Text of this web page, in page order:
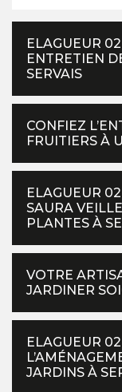
ELAGUEUR
ENTRETIEN
SERVAIS
CONFIEZ
FRUITIERS À
ELAGUEUR
SAURA
PLANTES À
VOTRE
JARDINER
ELAGUEUR
JARDINS À